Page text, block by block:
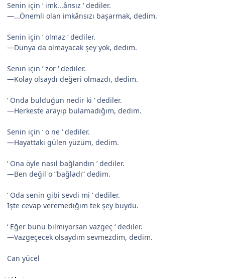
Senin için ‘ imk...ânsız ‘ dediler.
—...Önemli olan imkânsızı başarmak, dedim.
Senin için ‘ olmaz ‘ dediler.
—Dünya da olmayacak şey yok, dedim.
Senin için ’ zor ‘ dediler.
—Kolay olsaydı değeri olmazdı, dedim.
‘ Onda bulduğun nedir ki ‘ dediler.
—Herkeste arayıp bulamadığım, dedim.
Senin için ‘ o ne ‘ dediler.
—Hayattaki gülen yüzüm, dedim.
‘ Ona öyle nasıl bağlandın ‘ dediler.
—Ben değil o ”bağladı” dedim.
‘ Oda senin gibi sevdi mi ‘ dediler.
İşte cevap veremediğim tek şey buydu.
‘ Eğer bunu bilmiyorsan vazgeç ‘ dediler.
—Vazgeçecek olsaydım sevmezdim, dedim.
Can yücel